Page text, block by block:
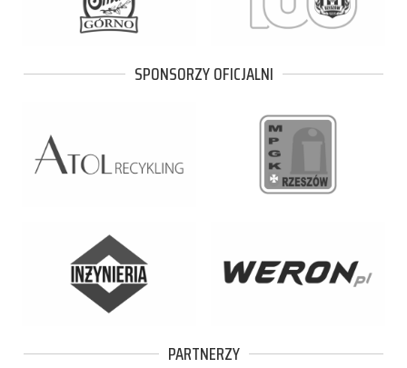
SPONSORZY OFICJALNI
PARTNERZY